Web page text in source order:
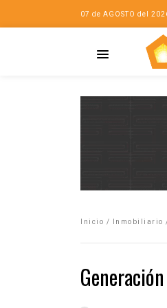
07 de AGOSTO del
Inicio / Inmobiliario